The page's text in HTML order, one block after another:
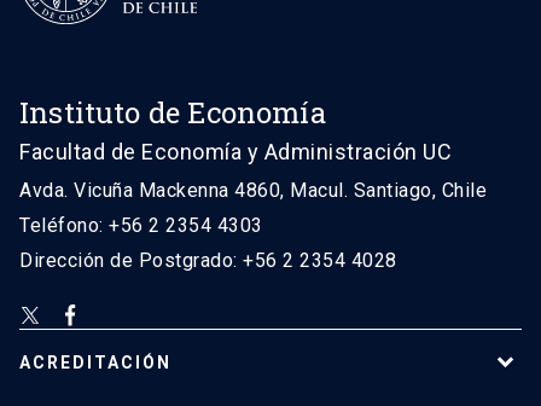
Instituto de Economía
Facultad de Economía y Administración UC
Avda. Vicuña Mackenna 4860, Macul. Santiago, Chile
Teléfono: +56 2 2354 4303
Dirección de Postgrado: +56 2 2354 4028
ACREDITACIÓN